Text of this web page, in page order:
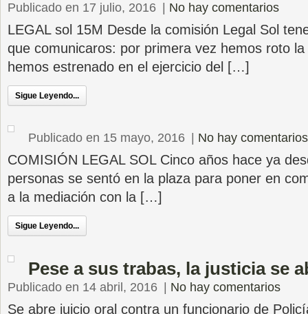
Publicado en 17 julio, 2016 No hay comentarios
LEGAL sol 15M Desde la comisión Legal Sol
que comunicaros: por primera vez hemos roto
hemos estrenado en el ejercicio del […]
Sigue Leyendo...
Publicado en 15 mayo, 2016 No hay comentarios
COMISIÓN LEGAL SOL Cinco años hace ya
personas se sentó en la plaza para poner en
a la mediación con la […]
Sigue Leyendo...
Pese a sus trabas, la justicia se
Publicado en 14 abril, 2016 No hay comentarios
Se abre juicio oral contra un funcionario de